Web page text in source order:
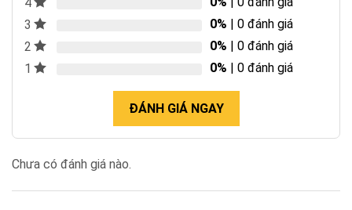
4
3
0% | 0 đánh giá
2
0% | 0 đánh giá
1
0% | 0 đánh giá
ĐÁNH GIÁ NGAY
Chưa có đánh giá nào.